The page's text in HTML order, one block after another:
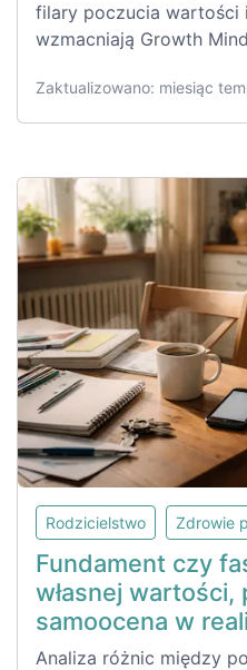
filary poczucia wartości
wzmacniają Growth
Zaktualizowano: miesiąc
Rodzicielstwo Zdrowie
Fundament czy
własnej
samoocena w
Analiza różnic między